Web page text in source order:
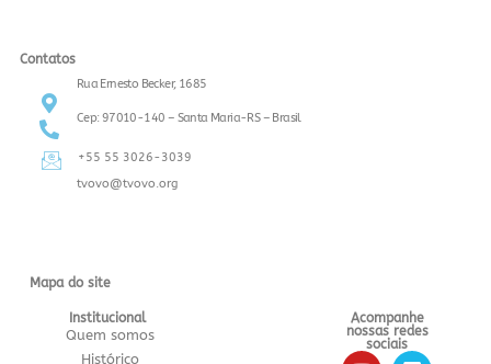
Contatos
Rua Ernesto Becker, 1685
Cep: 97010-140 – Santa Maria-RS – Brasil
+55 55 3026-3039
tvovo@tvovo.org
Mapa do site
Institucional
Quem somos
Histórico
Acompanhe
nossas redes
sociais